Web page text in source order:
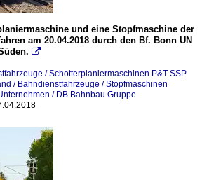
und eine Stopfmaschine der
am 20.04.2018 durch den Bf. Bonn UN

/ Schotterplaniermaschinen P&T SSP
/ Bahndienstfahrzeuge / Stopfmaschinen
/ DB Bahnbau Gruppe